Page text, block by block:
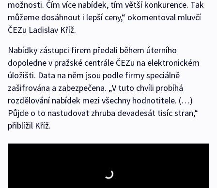
možnosti. Čím více nabídek, tím větší konkurence. Tak
můžeme dosáhnout i lepší ceny,“ okomentoval mluvčí
ČEZu Ladislav Kříž.
Nabídky zástupci firem předali během úterního
dopoledne v pražské centrále ČEZu na elektronickém
úložišti. Data na něm jsou podle firmy speciálně
zašifrována a zabezpečena. „V tuto chvíli probíhá
rozdělování nabídek mezi všechny hodnotitele. (…)
Půjde o to nastudovat zhruba devadesát tisíc stran,“
přiblížil Kříž.